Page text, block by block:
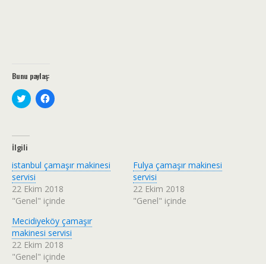
Bunu paylaş:
T
w
e
r
ü
e
r
i
n
d
e
a
y
l
a
ş
m
F
a
t
a
a
y
l
ş
m
a
k
i
ç
İlgili
istanbul çamaşır makinesi
servisi
22 Ekim 2018
"Genel" içinde
Fulya çamaşır makinesi
servisi
22 Ekim 2018
"Genel" içinde
Mecidiyeköy çamaşır
makinesi servisi
22 Ekim 2018
"Genel" içinde